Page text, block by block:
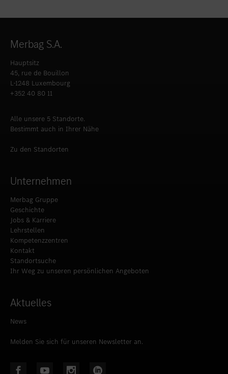
Merbag S.A.
Hauptsitz
45, rue de Bouillon
L-1248 Luxembourg
+352 40 80 11
Alle unsere 5 Standorte.
Bestimmt auch in Ihrer Nähe
Zu den Standorten
Unternehmen
Merbag Gruppe
Geschichte
Jobs & Karriere
Lehrstellen
Kompetenzzentren
Kontakt
Standortsuche
Ihr Weg zu unseren persönlichen Angeboten
Aktuelles
News
Melden Sie sich für unseren Newsletter an.